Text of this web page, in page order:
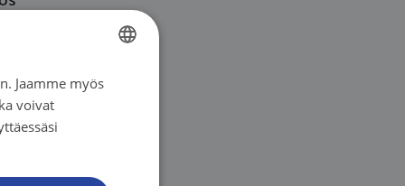
juuri
FINNISH
Jaamme myös
voivat